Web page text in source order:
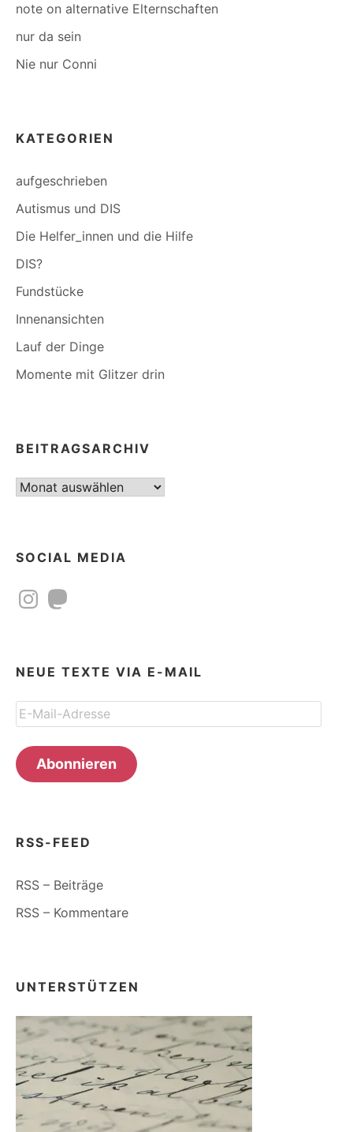
note on alternative Elternschaften
nur da sein
Nie nur Conni
KATEGORIEN
aufgeschrieben
Autismus und DIS
Die Helfer_innen und die Hilfe
DIS?
Fundstücke
Innenansichten
Lauf der Dinge
Momente mit Glitzer drin
BEITRAGSARCHIV
Beitragsarchiv
SOCIAL MEDIA
InstagramMastodon
NEUE TEXTE VIA E-MAIL
E-
Mail-
Adresse
Abonnieren
RSS-FEED
RSS – Beiträge
RSS – Kommentare
UNTERSTÜTZEN